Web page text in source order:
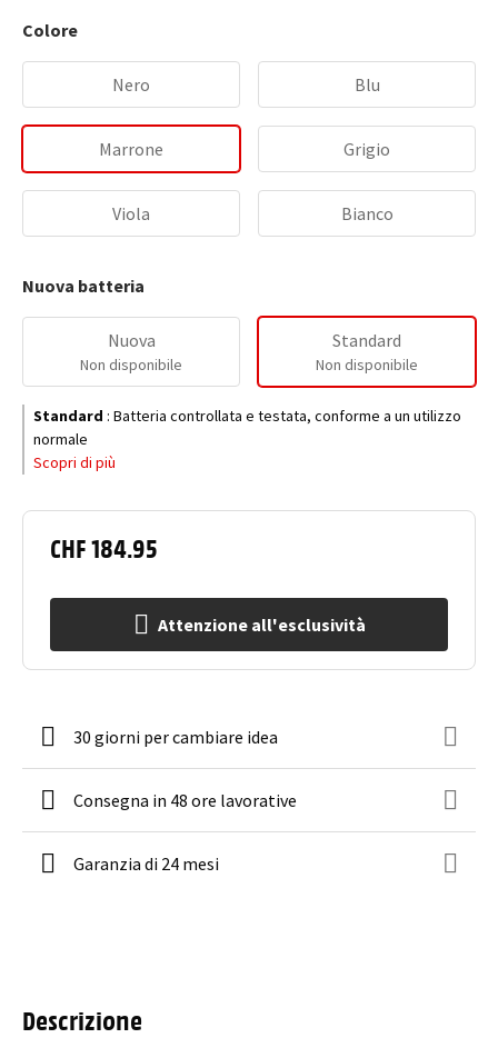
CHF 184.95
Attenzione all'esclusività
Colore
Nero Blu
Marrone Grigio
Viola Bianco
Nuova batteria
Nuova
Non disponibile
Standard
Non disponibile
Standard : Batteria controllata e testata, conforme a un utilizzo
normale
Scopri di più
30 giorni per cambiare idea
Consegna in 48 ore lavorative
Garanzia di 24 mesi
Descrizione